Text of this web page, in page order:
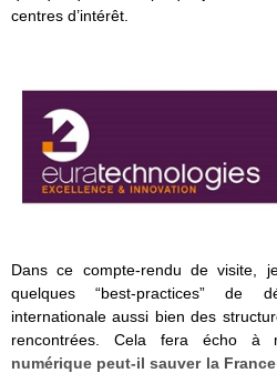
centres d’intérêt.
Dans ce compte-rendu de visite,
quelques “best-practices” de
internationale aussi bien des
rencontrées. Cela fera écho à
numérique peut-il sauver la